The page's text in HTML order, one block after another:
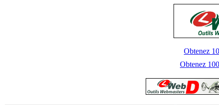
Obtenez
Obtenez